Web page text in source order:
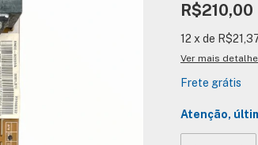
R$210,00
12 x de
Ver mais
Frete grátis
Atenção,